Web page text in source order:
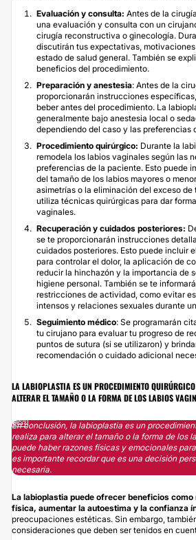
Evaluación y consulta: Antes de la
una evaluación y consulta con un
cirugía reconstructiva o ginecología.
discutirán tus expectativas,
estado de salud general. También se
beneficios del procedimiento.
Preparación y anestesia: Antes de la
proporcionarán instrucciones
beber antes del procedimiento. La
generalmente bajo anestesia local o
dependiendo del caso y las preferencias
Procedimiento quirúrgico: Durante la
remodela los labios vaginales según las
preferencias de la paciente. Esto puede
del tamaño de los labios mayores o
asimetrías o la eliminación del exceso de
utiliza técnicas quirúrgicas para dar
vaginales.
Recuperación y cuidados posteriores:
se te proporcionarán instrucciones
cuidados posteriores. Esto puede incluir
para controlar el dolor, la aplicación de
reducir la hinchazón y la importancia de
higiene personal. También se te
restricciones de actividad, como evitar
intensos y relaciones sexuales durante
Seguimiento médico: Se programarán
tu cirujano para evaluar tu progreso de
puntos de sutura (si se utilizaron) y
recomendación o cuidado adicional
LA LABIOPLASTIA ES UN PROCEDIMIENTO
ALTERAR EL TAMAÑO O LA FORMA DE LOS LABIOS
En conclusión, la labioplastia es un
realiza para alterar el tamaño o la forma de los
puede haber razones físicas y emocionales
es importante recordar que es una decisión
necesaria.
La labioplastia puede ofrecer beneficios
física, aumentar la autoestima y la confianza
preocupaciones estéticas. Sin embargo,
consideraciones que deben ser tenidos en